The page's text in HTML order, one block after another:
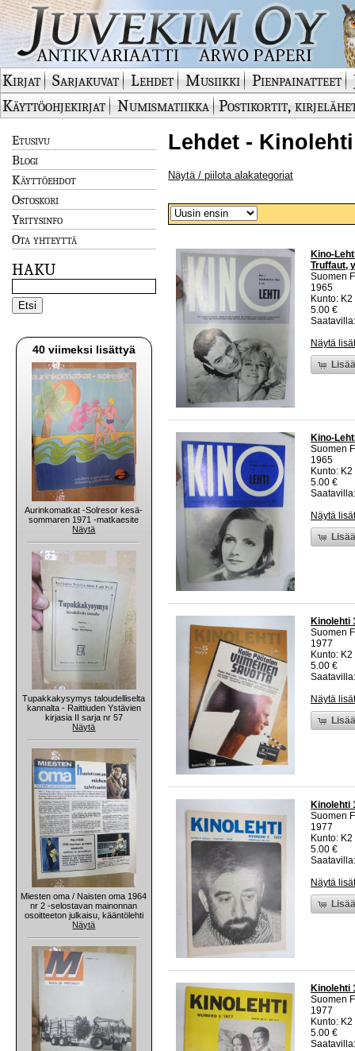
Kirjat Sarjakuvat Lehdet Musiikki Pienpainatteet
Käyttöohjekirjat
Numismatiikka Postikortit,
Etusivu
Blogi
Käyttöehdot
Ostoskori
Yritysinfo
Ota yhteyttä
HAKU
40 viimeksi lisättyä
Aurinkomatkat -Solresor kesä-
sommaren 1971 -matkaesite
Näytä
Tupakkakysymys taloudelliselta
kannalta - Raittiuden Ystävien
kirjasia II sarja nr 57
Näytä
Miesten oma / Naisten oma 1964
nr 2 -selostavan mainonnan
osoitteeton julkaisu, kääntölehti
Näytä
Lehdet -
Näytä / piilota alakategoriat
Kino-
Truffaut,
Suomen
1965
Kunto:
5.00 €
Näytä
Kino-
Suomen
1965
Kunto:
5.00 €
Näytä
Kinolehti
Suomen
1977
Kunto:
5.00 €
Näytä
Kinolehti
Suomen
1977
Kunto:
5.00 €
Näytä
Kinolehti
Suomen
1977
Kunto:
5.00 €